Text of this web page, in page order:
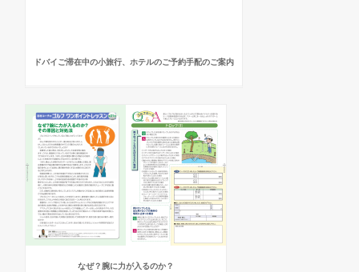
ドバイご滞在中の小旅行、ホテルのご予約手配のご案内
なぜ？腕に力が入るのか？